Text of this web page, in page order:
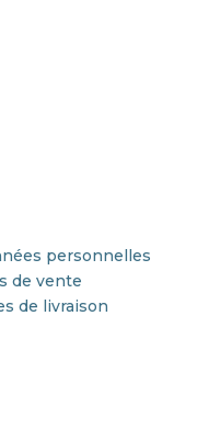
personnelles
de vente
de livraison